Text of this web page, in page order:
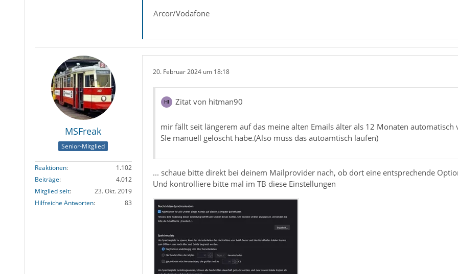
Arcor/Vodafone
MSFreak
Senior-Mitglied
Reaktionen
1.102
Beiträge
4.012
Mitglied seit
23. Okt. 2019
Hilfreiche Antworten
83
20. Februar 2024 um 18:18
Zitat von hitman90
mir fällt seit längerem auf das meine alten Emails älter als 12 Monaten
SIe manuell gelöscht habe.(Also muss das autoamtisch laufen)
... schaue bitte direkt bei deinem Mailprovider nach, ob dort eine entsprechende
Und kontrolliere bitte mal im TB diese Einstellungen